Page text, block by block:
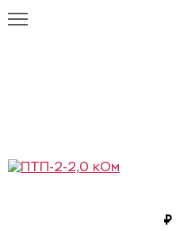
₽